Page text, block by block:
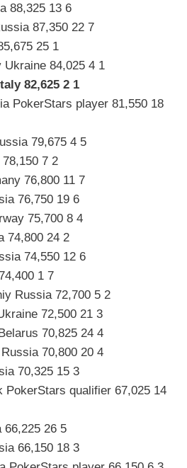
88,325 13 6
87,350 22 7
25 1
84,025 4 1
82,625 2 1
PokerStars player 81,550 18
79,675 4 5
7 2
76,800 11 7
76,750 19 6
75,700 8 4
74,800 24 2
74,550 12 6
1 7
Russia 72,700 5 2
72,500 21 3
70,825 24 4
70,800 20 4
70,325 15 3
qualifier 67,025 14
66,225 26 5
66,150 18 3